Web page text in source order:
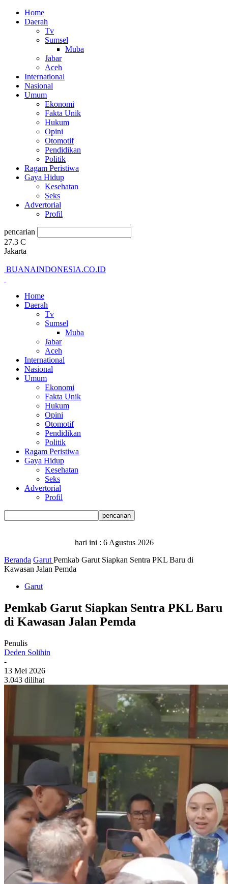
Home
Daerah
Tv
Sumsel
Muba
Jabar
Aceh
International
Nasional
Umum
Ekonomi
Fakta Unik
Hukum
Opini
Otomotif
Pendidikan
Politik
Ragam Peristiwa
Gaya Hidup
Kesehatan
Seks
Advertorial
Profil
pencarian
27.3 C
Jakarta
BUANAINDONESIA.CO.ID
Home
Daerah
Tv
Sumsel
Muba
Jabar
Aceh
International
Nasional
Umum
Ekonomi
Fakta Unik
Hukum
Opini
Otomotif
Pendidikan
Politik
Ragam Peristiwa
Gaya Hidup
Kesehatan
Seks
Advertorial
Profil
hari ini : 6 Agustus 2026
Beranda Garut Pemkab Garut Siapkan Sentra PKL Baru di
Kawasan Jalan Pemda
Garut
Pemkab Garut Siapkan Sentra PKL Baru
di Kawasan Jalan Pemda
Penulis
Deden Solihin
-
13 Mei 2026
3.043 dilihat